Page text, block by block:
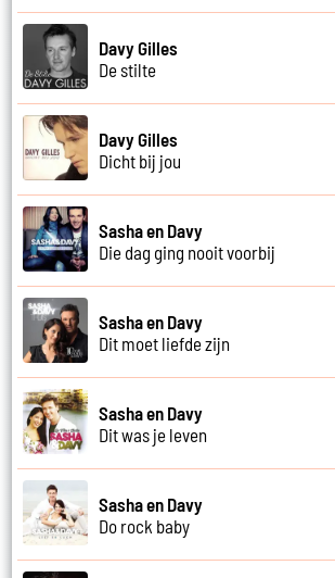
Davy Gilles
De stilte
Davy Gilles
Dicht bij jou
Sasha en Davy
Die dag ging nooit voorbij
Sasha en Davy
Dit moet liefde zijn
Sasha en Davy
Dit was je leven
Sasha en Davy
Do rock baby